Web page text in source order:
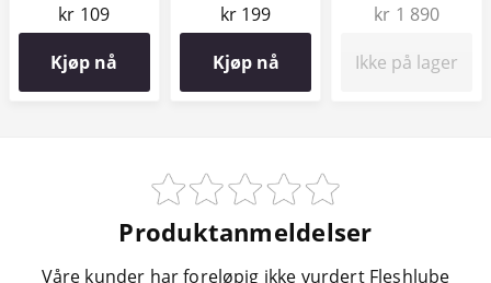
kr 109
Kjøp nå
kr 199
Kjøp nå
kr 1 890
Ikke på lager
Produktanmeldelser
Våre kunder har foreløpig ikke vurdert Fleshlube